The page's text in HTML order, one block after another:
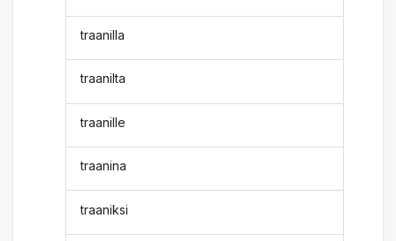
traanilla
traanilta
traanille
traanina
traaniksi